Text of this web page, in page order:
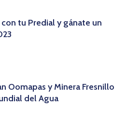
tu Predial y gánate un
Oomapas y Minera Fresnillo
del Agua